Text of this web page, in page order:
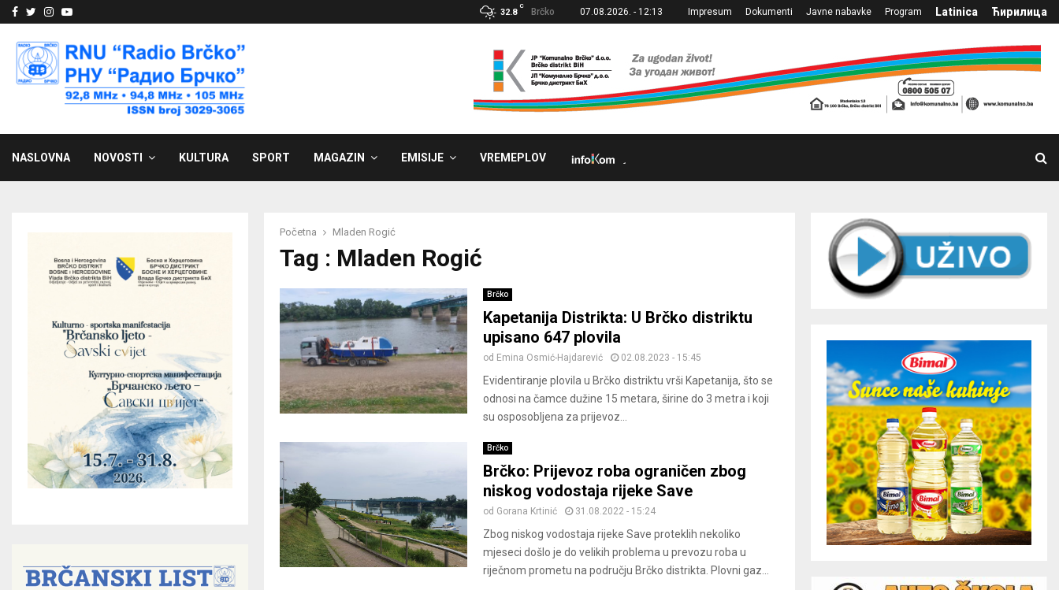
Facebook
Twitter
Instagram
Youtube 32.8
C
Brčko 07.08.2026. - 12:13 Impresum Dokumenti Javne nabavke Program Latinica Ћирилица
NASLOVNA NOVOSTI KULTURA SPORT MAGAZIN EMISIJE VREMEPLOV
Početna Mladen Rogić
Tag : Mladen Rogić
Brčko
Kapetanija Distrikta: U Brčko distriktu
upisano 647 plovila
od Emina Osmić-Hajdarević 02.08.2023 - 15:45
Evidentiranje plovila u Brčko distriktu vrši Kapetanija, što se
odnosi na čamce dužine 15 metara, širine do 3 metra i koji
su osposobljena za prijevoz...
Brčko
Brčko: Prijevoz roba ograničen zbog
niskog vodostaja rijeke Save
od Gorana Krtinić 31.08.2022 - 15:24
Zbog niskog vodostaja rijeke Save proteklih nekoliko
mjeseci došlo je do velikih problema u prevozu roba u
riječnom prometu na području Brčko distrikta. Plovni gaz...